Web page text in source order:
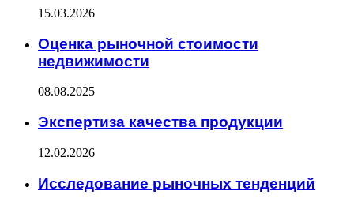
15.03.2026
Оценка рыночной стоимости
недвижимости
08.08.2025
Экспертиза качества продукции
12.02.2026
Исследование рыночных тенденций